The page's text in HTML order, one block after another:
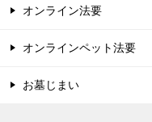
オンライン法要
オンラインペット法要
お墓じまい